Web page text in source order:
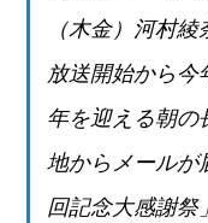
（木金）河村綾
放送開始から
年を迎える朝の
地からメールが
回記念大感謝祭